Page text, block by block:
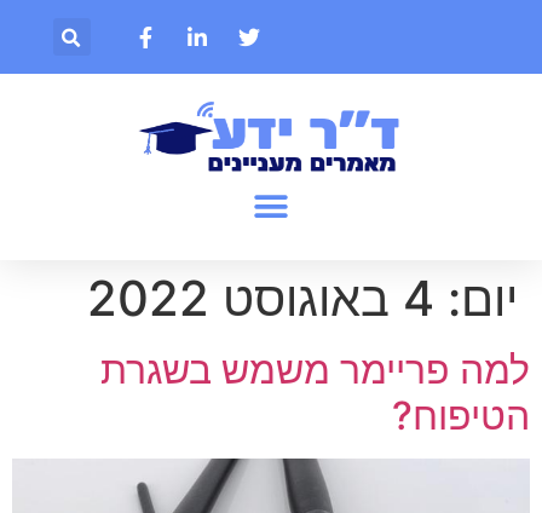
יום: 4 באוגוסט 2022
למה פריימר משמש בשגרת
הטיפוח?